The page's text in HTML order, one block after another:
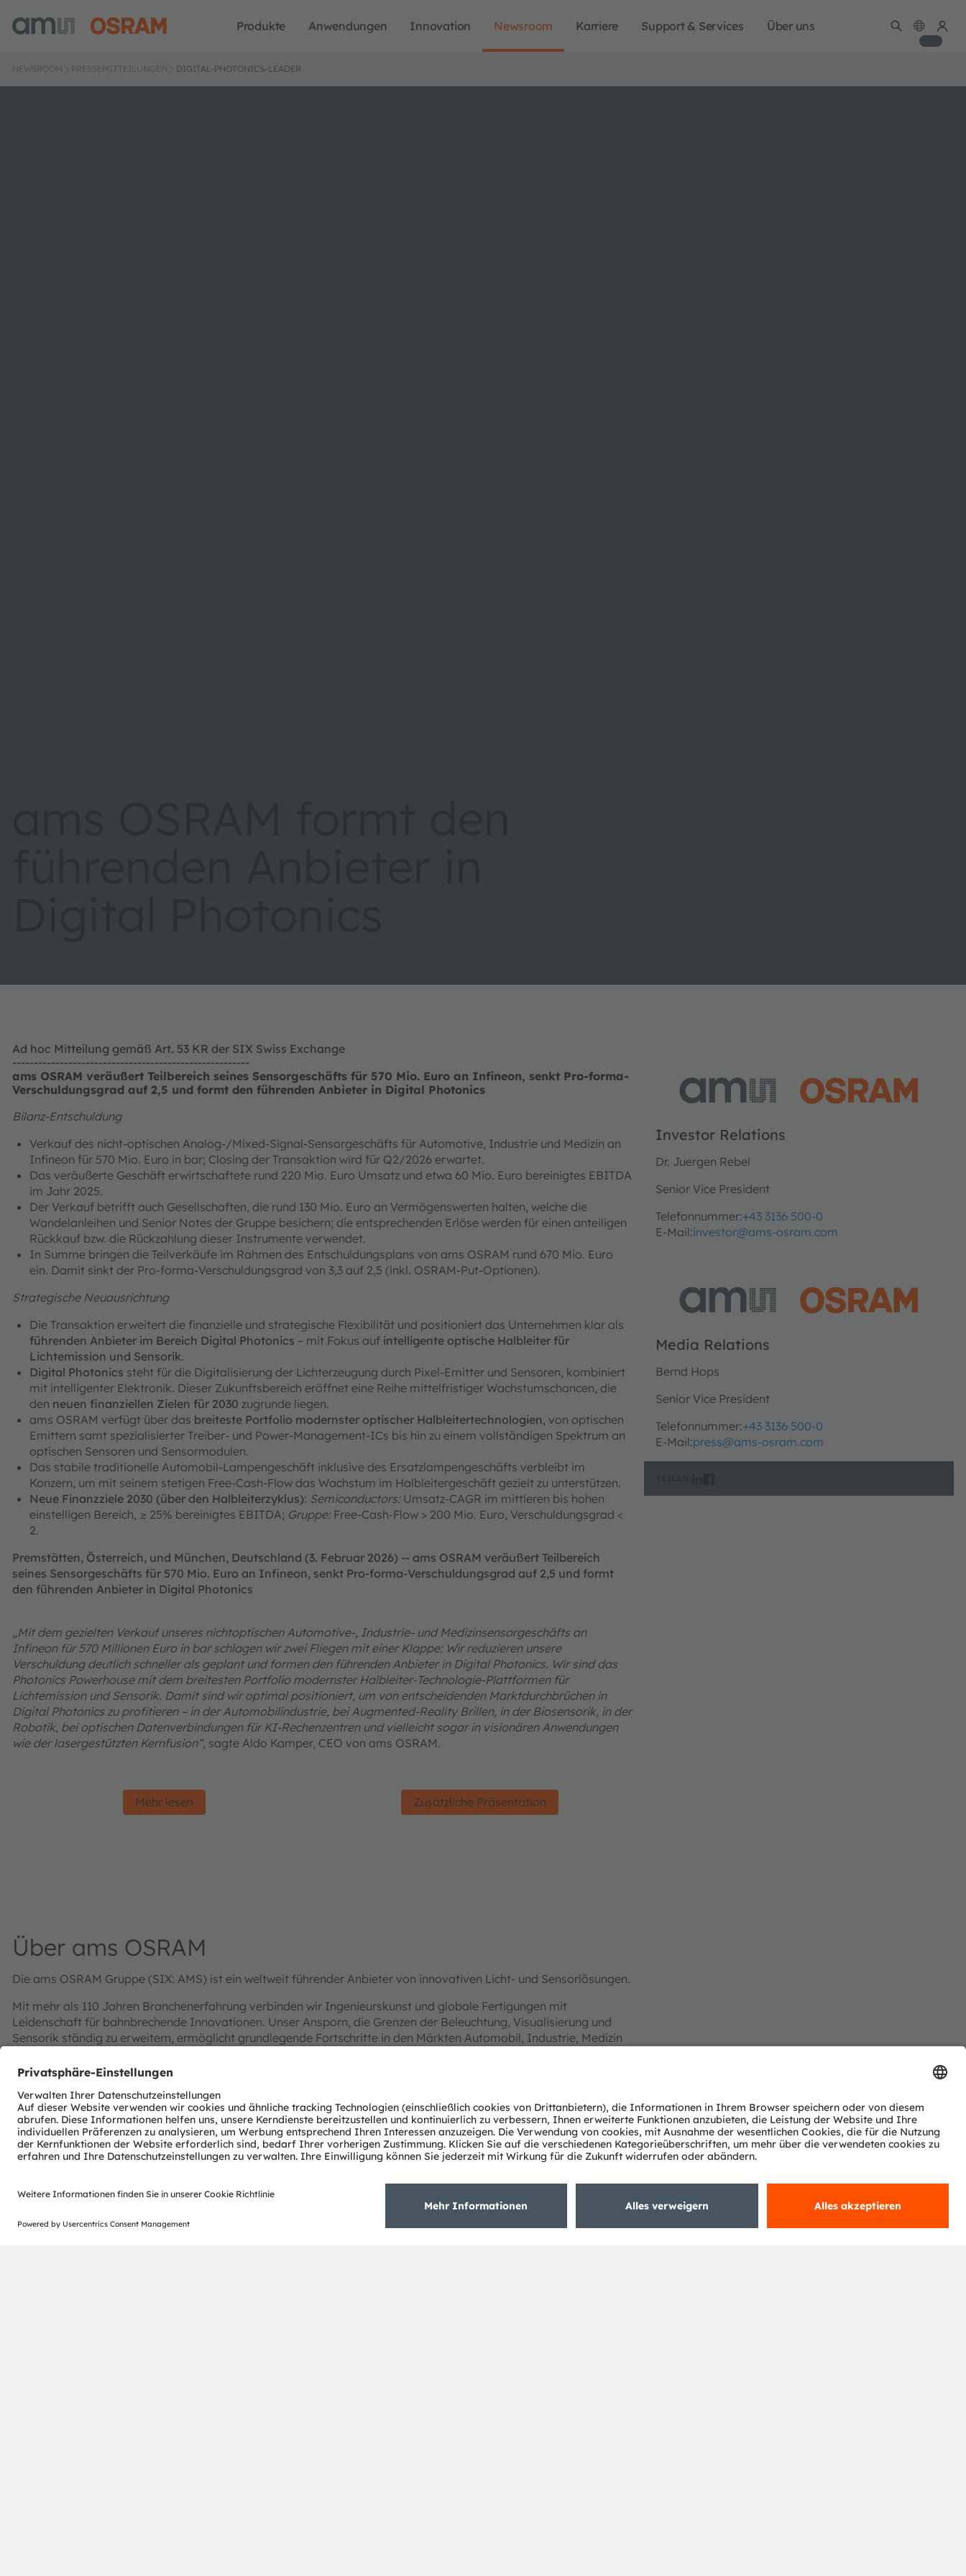
Produkte Anwendungen Innovation Newsroom Karriere Support & Services Über uns
NEWSROOM PRESSEMITTEILUNGEN DIGITAL-PHOTONICS-LEADER
Ad hoc Mitteilung gemäß Art. 53 KR der SIX Swiss Exchange
-------------------------------------------------------
ams OSRAM veräußert Teilbereich seines Sensorgeschäfts für 570 Mio. Euro an Infineon, senkt Pro-forma-
Verschuldungsgrad auf 2,5 und formt den führenden Anbieter in Digital Photonics
Bilanz-Entschuldung
Verkauf des nicht-optischen Analog-/Mixed-Signal-Sensorgeschäfts für Automotive, Industrie und Medizin an
Infineon für 570 Mio. Euro in bar; Closing der Transaktion wird für Q2/2026 erwartet.
Das veräußerte Geschäft erwirtschaftete rund 220 Mio. Euro Umsatz und etwa 60 Mio. Euro bereinigtes EBITDA
im Jahr 2025.
Der Verkauf betrifft auch Gesellschaften, die rund 130 Mio. Euro an Vermögenswerten halten, welche die
Wandelanleihen und Senior Notes der Gruppe besichern; die entsprechenden Erlöse werden für einen anteiligen
Rückkauf bzw. die Rückzahlung dieser Instrumente verwendet.
In Summe bringen die Teilverkäufe im Rahmen des Entschuldungsplans von ams OSRAM rund 670 Mio. Euro
ein. Damit sinkt der Pro‑forma‑Verschuldungsgrad von 3,3 auf 2,5 (inkl. OSRAM-Put-Optionen).
Strategische Neuausrichtung
Die Transaktion erweitert die finanzielle und strategische Flexibilität und positioniert das Unternehmen klar als
führenden Anbieter im Bereich Digital Photonics – mit Fokus auf intelligente optische Halbleiter für
Lichtemission und Sensorik.
Digital Photonics steht für die Digitalisierung der Lichterzeugung durch Pixel-Emitter und Sensoren, kombiniert
mit intelligenter Elektronik. Dieser Zukunftsbereich eröffnet eine Reihe mittelfristiger Wachstumschancen, die
den neuen finanziellen Zielen für 2030 zugrunde liegen.
ams OSRAM verfügt über das breiteste Portfolio modernster optischer Halbleitertechnologien , von optischen
Emittern samt spezialisierter Treiber- und Power‑Management‑ICs bis hin zu einem vollständigen Spektrum an
optischen Sensoren und Sensormodulen.
Das stabile traditionelle Automobil-Lampengeschäft inklusive des Ersatzlampengeschäfts verbleibt im
Konzern, um mit seinem stetigen Free-Cash-Flow das Wachstum im Halbleitergeschäft gezielt zu unterstützen.
Neue Finanzziele 2030 (über den Halbleiterzyklus): Semiconductors: Umsatz-CAGR im mittleren bis hohen
einstelligen Bereich, ≥ 25% bereinigtes EBITDA; Gruppe:Free-Cash-Flow > 200 Mio. Euro, Verschuldungsgrad <
2.
Premstätten, Österreich, und München, Deutschland (3. Februar 2026) -- ams OSRAM veräußert Teilbereich
seines Sensorgeschäfts für 570 Mio. Euro an Infineon, senkt Pro-forma-Verschuldungsgrad auf 2,5 und formt
den führenden Anbieter in Digital Photonics
„Mit dem gezielten Verkauf unseres nichtoptischen Automotive-, Industrie- und Medizinsensorgeschäfts an
Infineon für 570 Millionen Euro in bar schlagen wir zwei Fliegen mit einer Klappe: Wir reduzieren unsere
Verschuldung deutlich schneller als geplant und formen den führenden Anbieter in Digital Photonics. Wir sind das
Photonics Powerhouse mit dem breitesten Portfolio modernster Halbleiter-Technologie-Plattformen für
Lichtemission und Sensorik. Damit sind wir optimal positioniert, um von entscheidenden Marktdurchbrüchen in
Digital Photonics zu profitieren – in der Automobilindustrie, bei Augmented-Reality Brillen, in der Biosensorik, in der
Robotik, bei optischen Datenverbindungen für KI-Rechenzentren und vielleicht sogar in visionären Anwendungen
wie der lasergestützten Kernfusion“, sagte Aldo Kamper, CEO von ams OSRAM.
Mehr lesen Zusätzliche Präsentation
Über ams OSRAM
Die ams OSRAM Gruppe (SIX: AMS) ist ein weltweit führender Anbieter von innovativen Licht- und Sensorlösungen.
Mit mehr als 110 Jahren Branchenerfahrung verbinden wir Ingenieurskunst und globale Fertigungen mit
Leidenschaft für bahnbrechende Innovationen. Unser Ansporn, die Grenzen der Beleuchtung, Visualisierung und
Sensorik ständig zu erweitern, ermöglicht grundlegende Fortschritte in den Märkten Automobil, Industrie, Medizin
„Sense the power of light“ – unser Erfolg basiert auf dem tiefen Verständnis des Potenzials von Licht sowie
unserem einzigartigen Portfolio an Emitter- und Sensortechnologien. Rund 19.700 Mitarbeiter weltweit
konzentrieren sich auf wegweisende Innovationen im Zusammenhang mit gesellschaftlichen Megatrends wie
Digitalisierung, Smart Living und Nachhaltigkeit. Das spiegelt sich in über 13.000 erteilten und angemeldeten
Patenten wider.
erzielte 2024 einen Umsatz von 3,4 Milliarden Euro und ist als ams-OSRAM AG an der SIX Swiss Exchange notiert
Mehr über uns erfahren Sie aufhttps://ams-osram.com
Investor Relations
Dr. Juergen Rebel
Senior Vice President
Telefonnummer:+43 3136 500-0
E-Mail:investor@ams-osram.com
Media Relations
Bernd Hops
Senior Vice President
Telefonnummer:+43 3136 500-0
E-Mail:press@ams-osram.com